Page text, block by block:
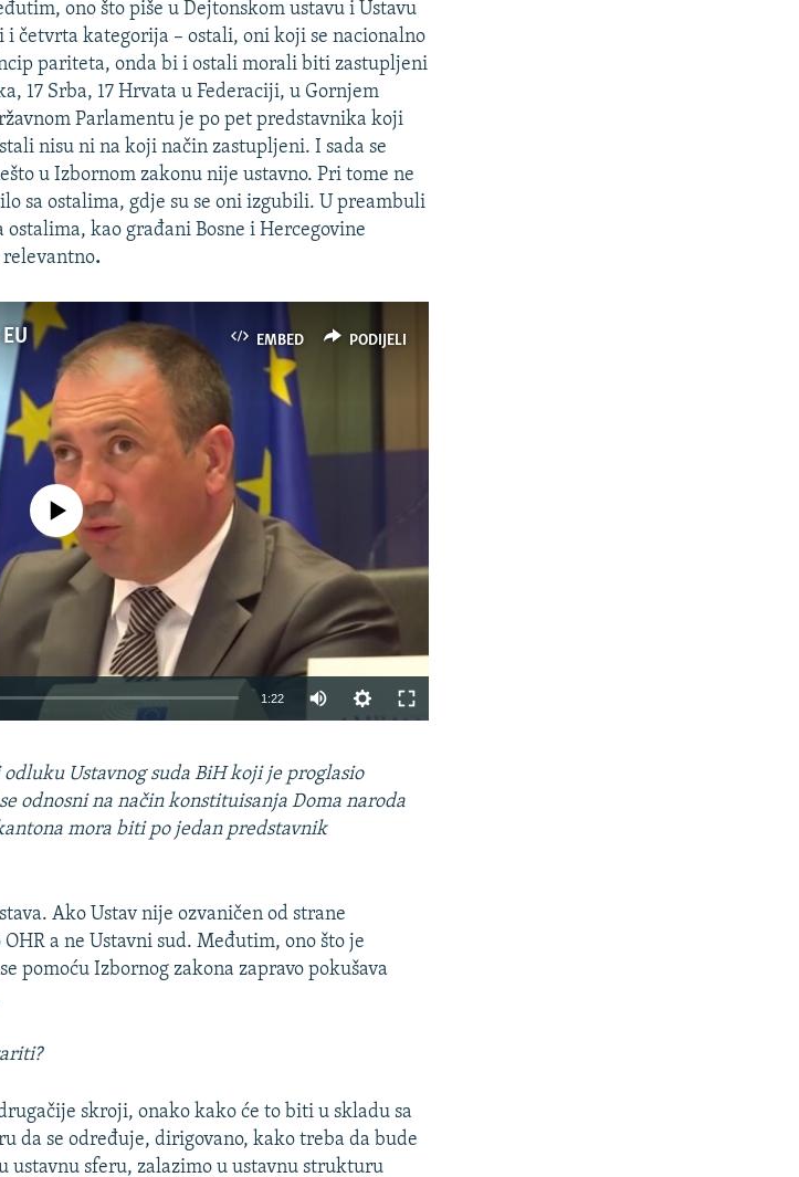
ono što piše u Dejtonskom ustavu i Ustavu
i četvrta kategorija – ostali, oni koji se nacionalno
pariteta, onda bi i ostali morali biti zastupljeni
17 Srba, 17 Hrvata u Federaciji, u Gornjem
Parlamentu je po pet predstavnika koji
nisu ni na koji način zastupljeni. I sada se
u Izbornom zakonu nije ustavno. Pri tome ne
sa ostalima, gdje su se oni izgubili. U preambuli
kao građani Bosne i Hercegovine
relevantno.
EMBED PODIJELI
source currently available
1:22
Ustavnog suda BiH koji je proglasio
odnosni na način konstituisanja Doma naroda
mora biti po jedan predstavnik
Ako Ustav nije ozvaničen od strane
a ne Ustavni sud. Međutim, ono što je
pomoću Izbornog zakona zapravo pokušava
skroji, onako kako će to biti u skladu sa
da se određuje, dirigovano, kako treba da bude
ustavnu sferu, zalazimo u ustavnu strukturu